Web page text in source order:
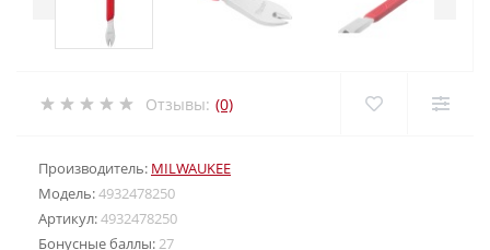
Отзывы: (0)
Производитель: MILWAUKEE
Модель:4932478250
Артикул:4932478250
Бонусные баллы:27